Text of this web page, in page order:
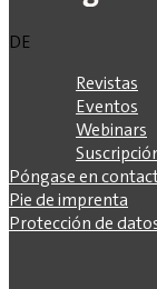
DE
Revistas
Eventos
Webinars
Póngase en
Pie de imprenta
Protección de